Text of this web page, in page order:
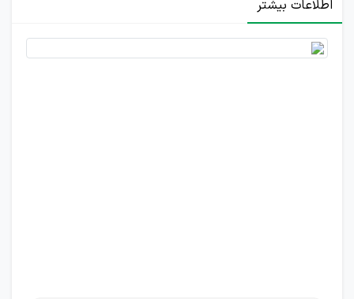
اطلاعات بیشتر
تبدیل